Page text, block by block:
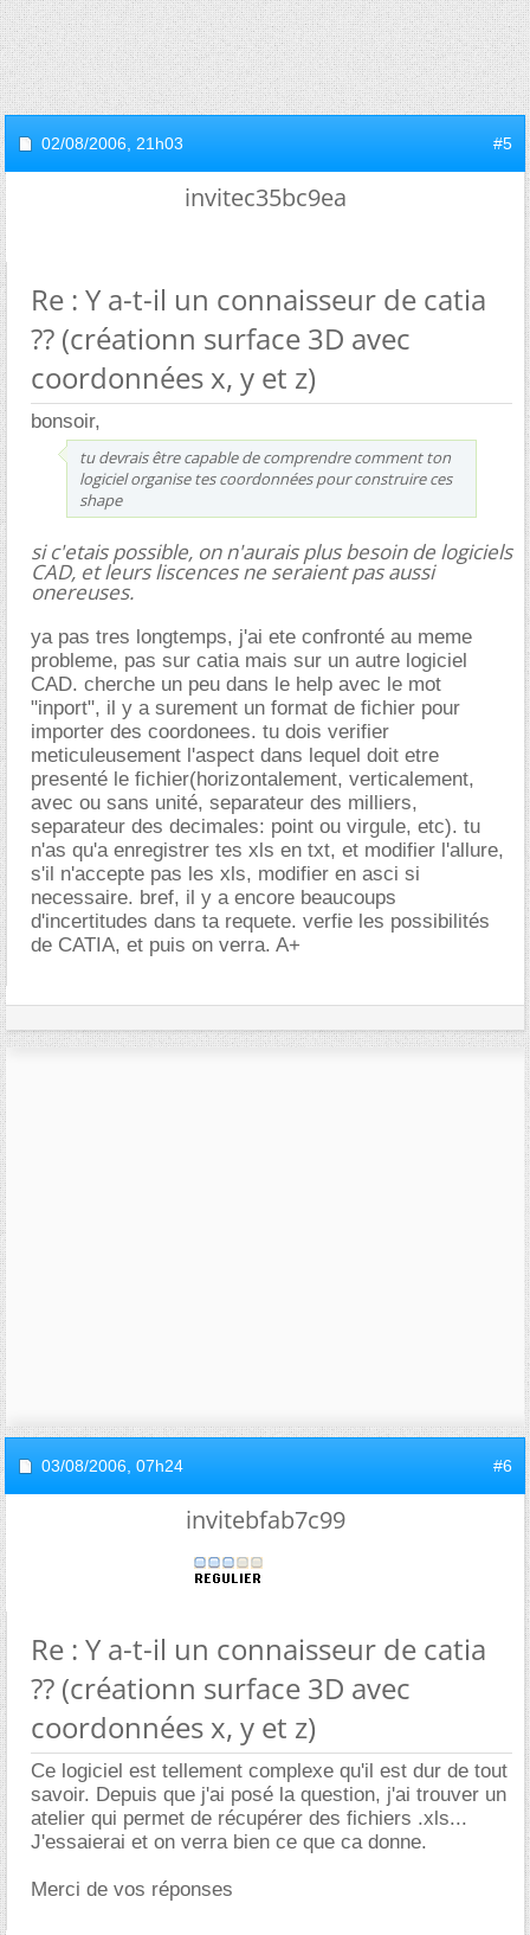
02/08/2006, 21h03 #5
invitec35bc9ea
Re : Y a-t-il un connaisseur de catia
?? (créationn surface 3D avec
coordonnées x, y et z)
bonsoir,
tu devrais être capable de comprendre comment ton
logiciel organise tes coordonnées pour construire ces
shape
si c'etais possible, on n'aurais plus besoin de logiciels
CAD, et leurs liscences ne seraient pas aussi
onereuses.
ya pas tres longtemps, j'ai ete confronté au meme
probleme, pas sur catia mais sur un autre logiciel
CAD. cherche un peu dans le help avec le mot
"inport", il y a surement un format de fichier pour
importer des coordonees. tu dois verifier
meticuleusement l'aspect dans lequel doit etre
presenté le fichier(horizontalement, verticalement,
avec ou sans unité, separateur des milliers,
separateur des decimales: point ou virgule, etc). tu
n'as qu'a enregistrer tes xls en txt, et modifier l'allure,
s'il n'accepte pas les xls, modifier en asci si
necessaire. bref, il y a encore beaucoups
d'incertitudes dans ta requete. verfie les possibilités
de CATIA, et puis on verra. A+
03/08/2006, 07h24 #6
invitebfab7c99
Re : Y a-t-il un connaisseur de catia
?? (créationn surface 3D avec
coordonnées x, y et z)
Ce logiciel est tellement complexe qu'il est dur de tout
savoir. Depuis que j'ai posé la question, j'ai trouver un
atelier qui permet de récupérer des fichiers .xls...
J'essaierai et on verra bien ce que ca donne.
Merci de vos réponses